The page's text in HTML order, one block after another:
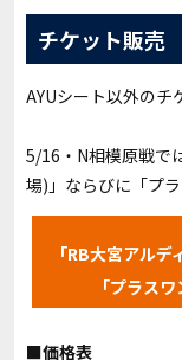
チケット販売
AYUシート以外のチ
5/16・N相模原戦で
場)」ならびに「プ
「RB大宮アル
「プラス
■価格表